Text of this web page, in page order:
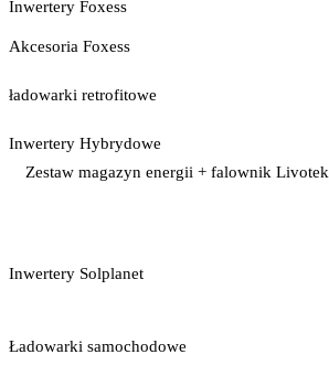
Inwertery Foxess
Akcesoria Foxess
ładowarki retrofitowe
Inwertery Hybrydowe
Zestaw magazyn energii + falownik Livotek
Inwertery Solplanet
Ładowarki samochodowe